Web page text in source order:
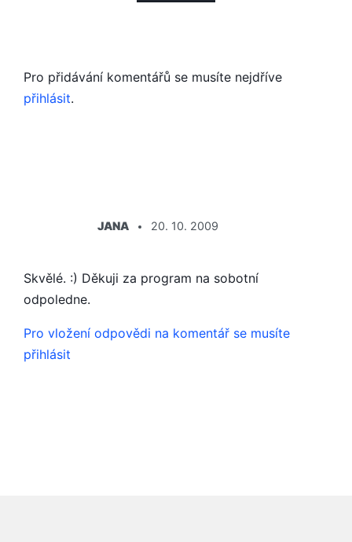
Pro přidávání komentářů se musíte nejdříve
přihlásit.
JANA
20. 10. 2009
Skvělé. :) Děkuji za program na sobotní
odpoledne.
Pro vložení odpovědi na komentář se musíte
přihlásit